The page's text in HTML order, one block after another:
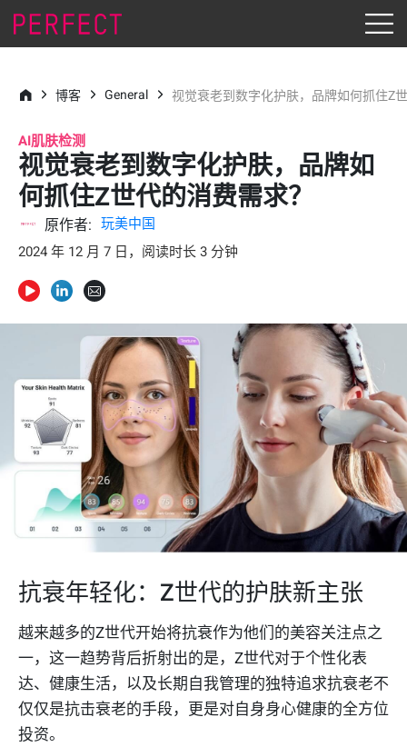
博客 General 视觉衰老到数字化护肤，品牌如何抓住Z
AI肌肤检测
视觉衰老到数字化护肤，品牌如
何抓住Z世代的消费需求？
原作者:
玩美中国
2024 年 12 月 7 日，阅读时长 3 分钟
抗衰年轻化：Z世代的护肤新主张
越来越多的Z世代开始将抗衰作为他们的美容关注点之
一，这一趋势背后折射出的是，Z世代对于个性化表
达、健康生活，以及长期自我管理的独特追求抗衰老不
仅仅是抗击衰老的手段，更是对自身身心健康的全方位
投资。